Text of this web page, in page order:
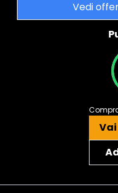
Vedi